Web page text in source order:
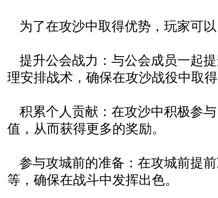
为了在攻沙中取得优势，玩家可以
提升公会战力：与公会成员一起
理安排战术，确保在攻沙战役中取
积累个人贡献：在攻沙中积极参
值，从而获得更多的奖励。
参与攻城前的准备：在攻城前提
等，确保在战斗中发挥出色。